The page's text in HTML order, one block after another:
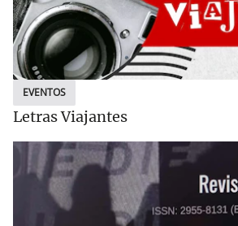
EVENTOS
Letras Viajantes